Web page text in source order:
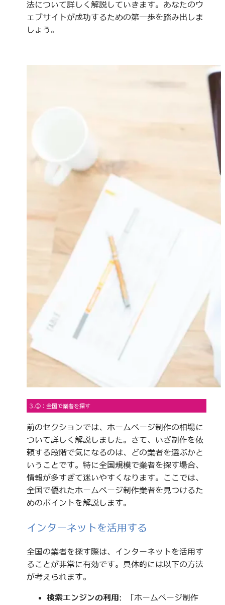
法について詳しく解説していきます。あなたのウ
ェブサイトが成功するための第一歩を踏み出しま
しょう。
3.①：全国で業者を探す
前のセクションでは、ホームページ制作の相場に
ついて詳しく解説しました。さて、いざ制作を依
頼する段階で気になるのは、どの業者を選ぶかと
いうことです。特に全国規模で業者を探す場合、
情報が多すぎて迷いやすくなります。ここでは、
全国で優れたホームページ制作業者を見つけるた
めのポイントを解説します。
インターネットを活用する
全国の業者を探す際は、インターネットを活用す
ることが非常に有効です。具体的には以下の方法
が考えられます。
検索エンジンの利用 : 「ホームページ制作